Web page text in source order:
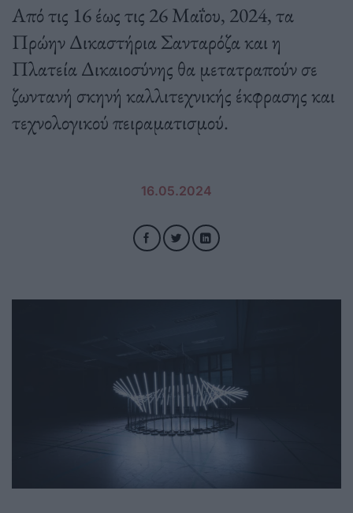
Από τις 16 έως τις 26 Μαΐου, 2024, τα
Πρώην Δικαστήρια Σανταρόζα και η
Πλατεία Δικαιοσύνης θα μετατραπούν σε
ζωντανή σκηνή καλλιτεχνικής έκφρασης και
τεχνολογικού πειραματισμού.
16.05.2024